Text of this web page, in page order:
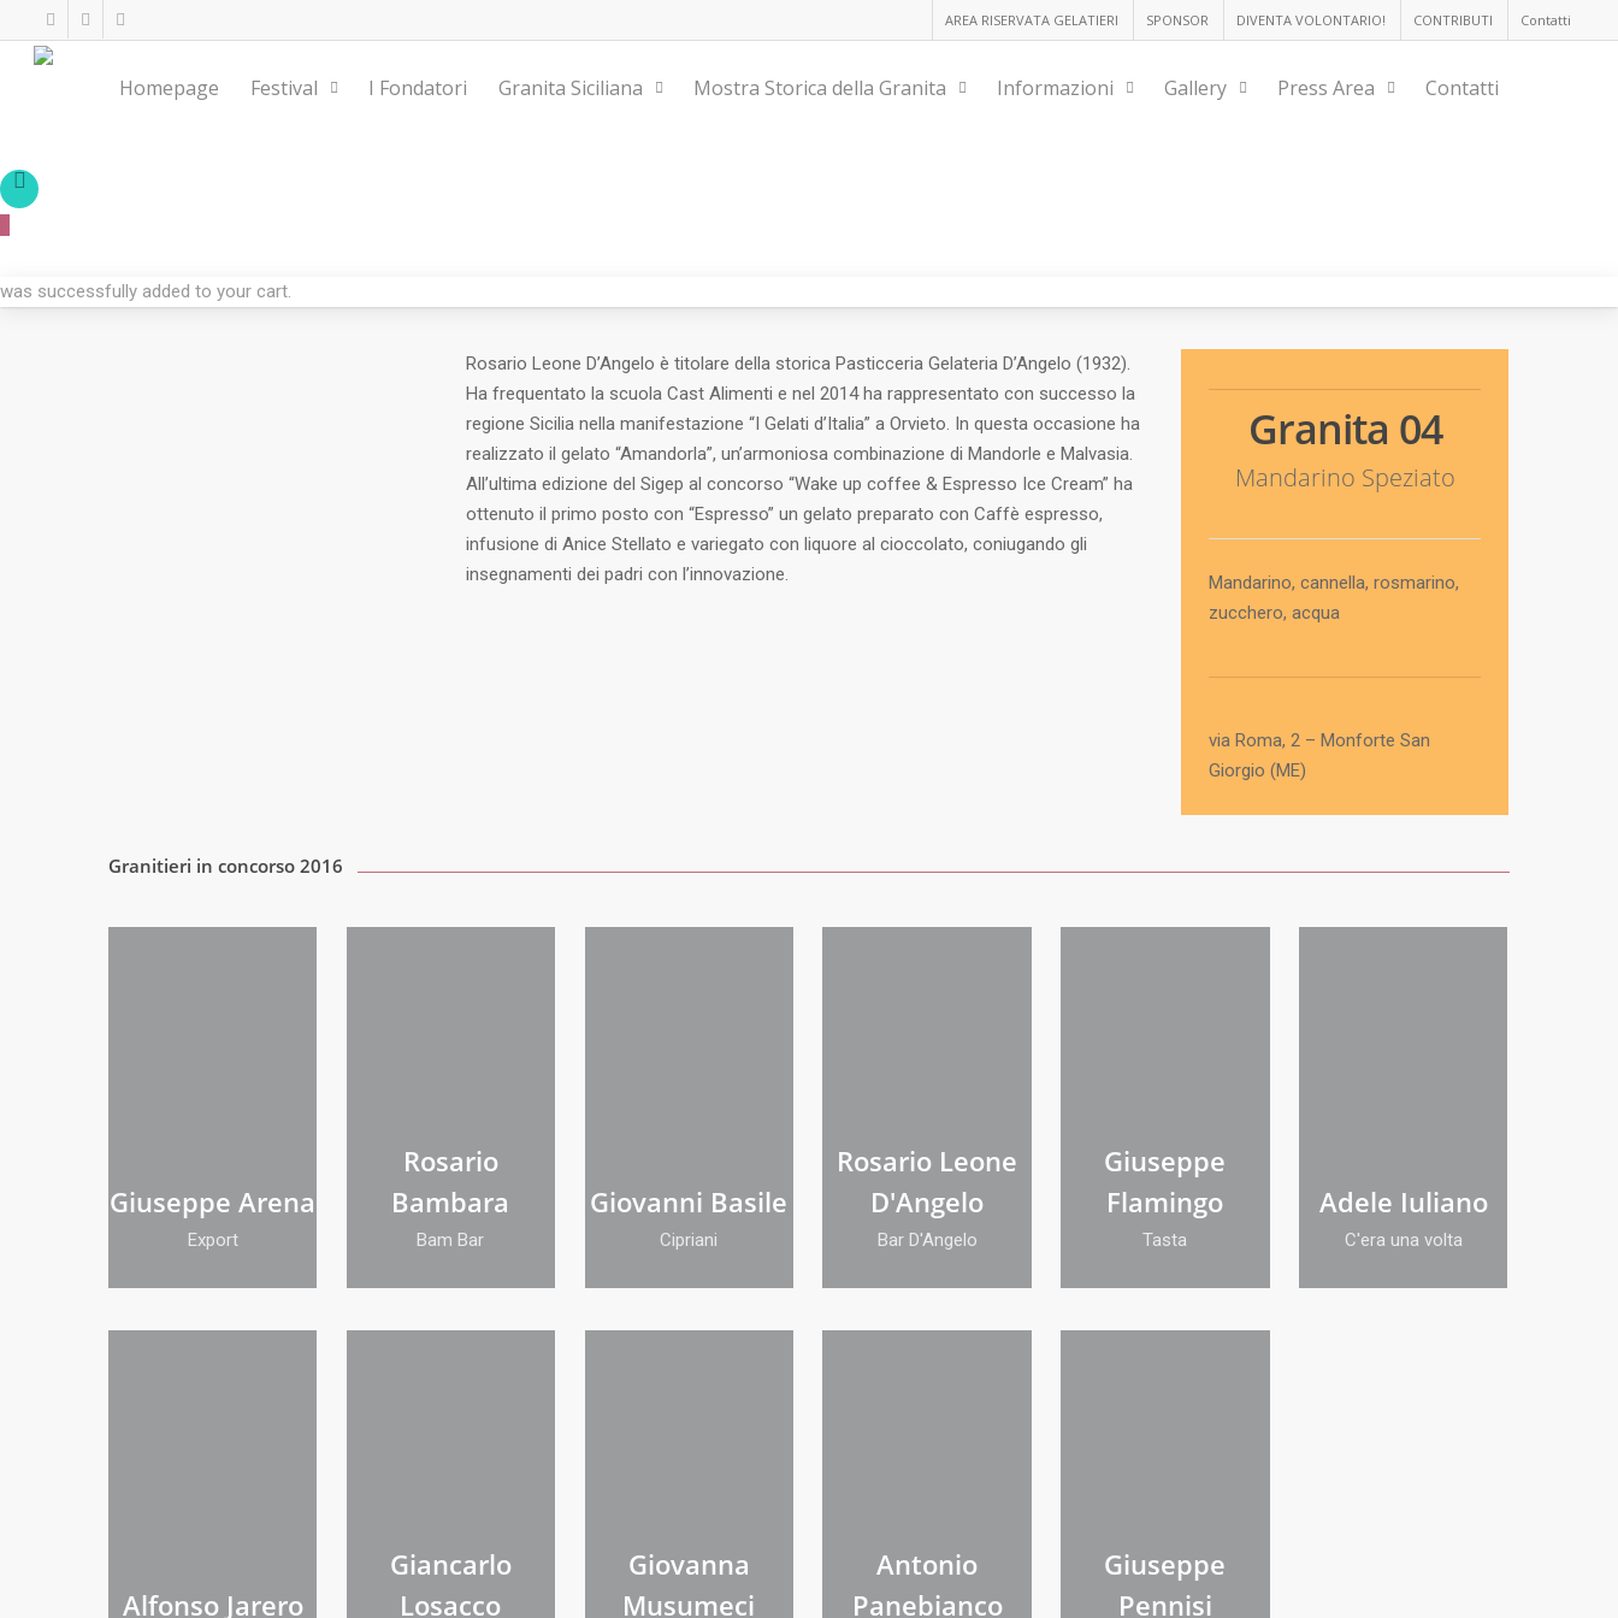
AREA RISERVATA GELATIERI SPONSOR DIVENTA VOLONTARIO! CONTRIBUTI Contatti
Homepage Festival I Fondatori Granita Siciliana Mostra Storica della Granita Informazioni Gallery Press Area Contatti
was successfully added to your cart.
BAR D’ANGELO
Rosario Leone D’Angelo è titolare della storica Pasticceria Gelateria D’Angelo (1932).
Ha frequentato la scuola Cast Alimenti e nel 2014 ha rappresentato con successo la
regione Sicilia nella manifestazione “I Gelati d’Italia” a Orvieto. In questa occasione ha
realizzato il gelato “Amandorla”, un’armoniosa combinazione di Mandorle e Malvasia.
All’ultima edizione del Sigep al concorso “Wake up coffee & Espresso Ice Cream” ha
ottenuto il primo posto con “Espresso” un gelato preparato con Caffè espresso,
infusione di Anice Stellato e variegato con liquore al cioccolato, coniugando gli
insegnamenti dei padri con l’innovazione.
Granita 04
Mandarino Speziato
Mandarino, cannella, rosmarino,
zucchero, acqua
via Roma, 2 – Monforte San
Giorgio (ME)
Granitieri in concorso 2016
Giuseppe Arena
Export
Rosario
Bambara
Bam Bar
Giovanni Basile
Cipriani
Rosario Leone
D'Angelo
Bar D'Angelo
Giuseppe
Flamingo
Tasta
Adele Iuliano
C'era una volta
Alfonso Jarero
Giancarlo
Losacco
Giovanna
Musumeci
Antonio
Panebianco
Giuseppe
Pennisi